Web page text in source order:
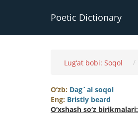
Poetic Dictionary
Lug‘at bobi: Soqol
O‘zb: Dag`al soqol
Eng: Bristly beard
O‘xshash so‘z birikmalari: